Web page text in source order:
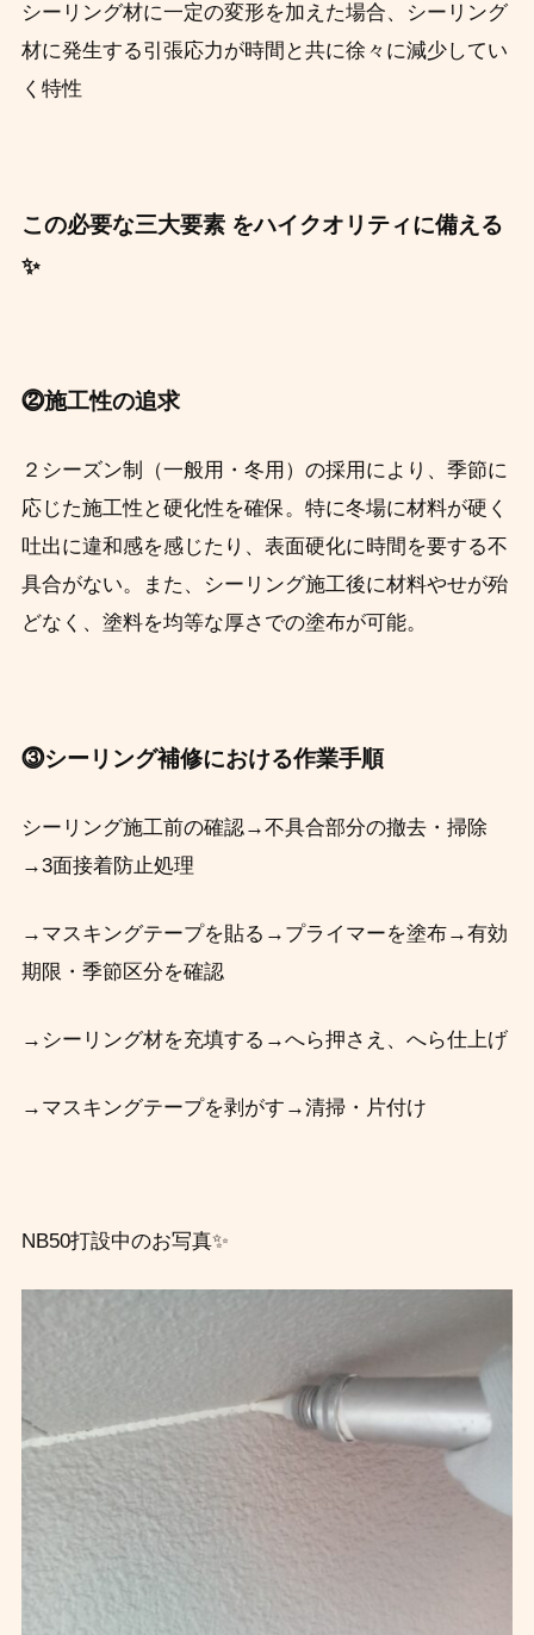
シーリング材に一定の変形を加えた場合、シーリング
材に発生する引張応力が時間と共に徐々に減少してい
く特性
この必要な三大要素 をハイクオリティに備える
✨
⓶施工性の追求
２シーズン制（一般用・冬用）の採用により、季節に
応じた施工性と硬化性を確保。特に冬場に材料が硬く
吐出に違和感を感じたり、表面硬化に時間を要する不
具合がない。また、シーリング施工後に材料やせが殆
どなく、塗料を均等な厚さでの塗布が可能。
⓷シーリング補修における作業手順
シーリング施工前の確認→不具合部分の撤去・掃除
→3面接着防止処理
→ マスキングテープを貼る→プライマーを塗布→有効
期限・季節区分を確認
→ シーリング材を充填する→へら押さえ、へら仕上げ
→ マスキングテープを剥がす→清掃・片付け
NB50打設中のお写真✨